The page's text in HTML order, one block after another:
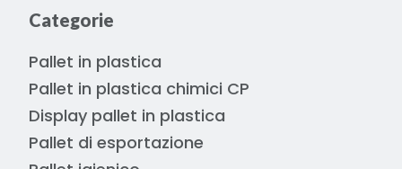
Categorie
Pallet in plastica
Pallet in plastica chimici CP
Display pallet in plastica
Pallet di esportazione